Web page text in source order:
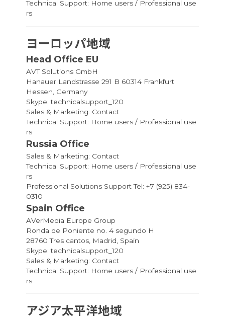
Technical Support: Home users / Professional use
rs
ヨーロッパ地域
Head Office EU
AVT Solutions GmbH
Hanauer Landstrasse 291 B 60314 Frankfurt
Hessen, Germany
Skype: technicalsupport_120
Sales & Marketing: Contact
Technical Support: Home users / Professional use
rs
Russia Office
Sales & Marketing: Contact
Technical Support: Home users / Professional use
rs
Professional Solutions Support Tel: +7 (925) 834-
0310
Spain Office
AVerMedia Europe Group
Ronda de Poniente no. 4 segundo H
28760 Tres cantos, Madrid, Spain
Skype: technicalsupport_120
Sales & Marketing: Contact
Technical Support: Home users / Professional use
rs
アジア太平洋地域